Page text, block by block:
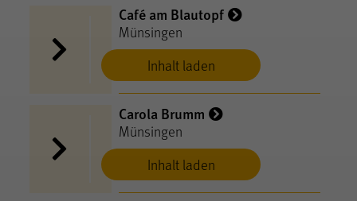
Inhalt laden
Café am Blautopf
Münsingen
Inhalt laden
Carola Brumm
Münsingen